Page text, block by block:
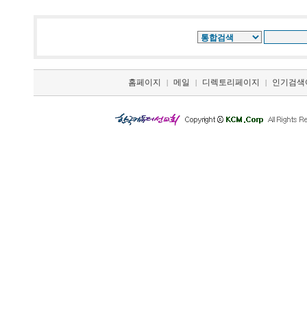
홈페이지 | 메일 | 디렉토리페이지 | 인기검색